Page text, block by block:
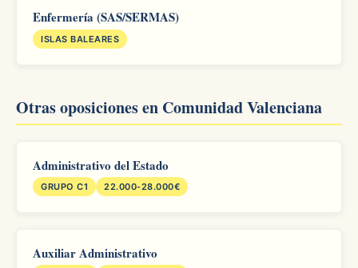
Enfermería (SAS/SERMAS)
ISLAS BALEARES
Otras oposiciones en Comunidad Valenciana
Administrativo del Estado
GRUPO C1 22.000-28.000€
Auxiliar Administrativo